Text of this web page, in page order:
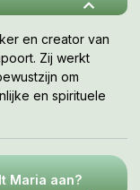
en creator van
Zij werkt
om
en spirituele
Maria aan?